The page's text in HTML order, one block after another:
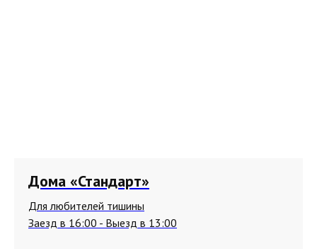
Дома «Стандарт»
Для любителей тишины
Заезд в 16:00 - Выезд в 13:00